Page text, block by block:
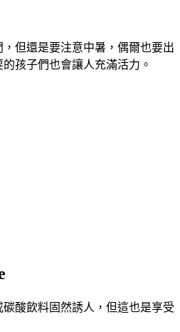
但還是要注意中暑，偶爾也要出
孩子們也會讓人充滿活力。
酸飲料固然誘人，但這也是享受